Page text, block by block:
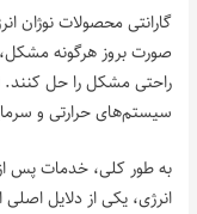
گارانتی محصولات نوژان
صورت بروز هرگونه مشکل،
راحتی مشکل را حل کنند.
سیستم‌های حرارتی و
به طور کلی، خدمات پس
انرژی، یکی از دلایل